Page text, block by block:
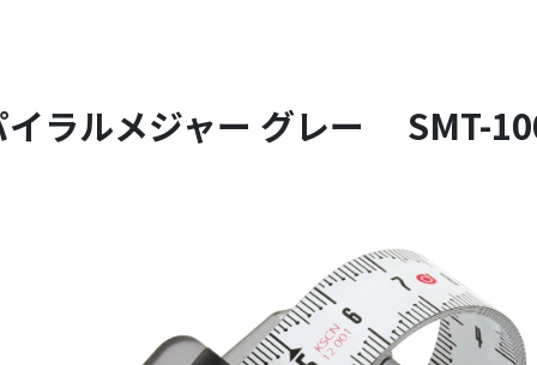
イラルメジャー グレー SMT-